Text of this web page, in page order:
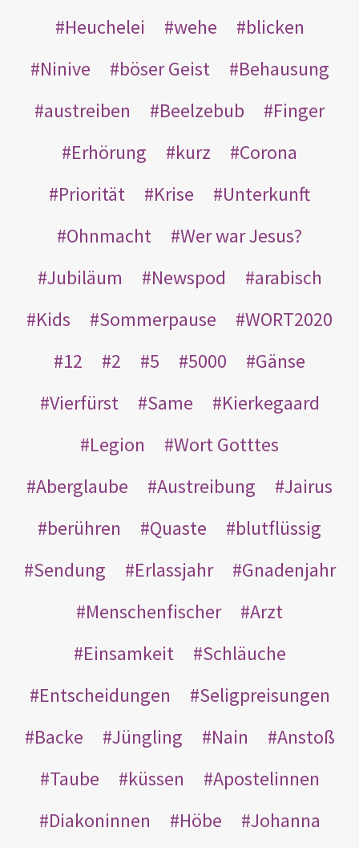
Heuchelei wehe
blicken
Ninive
böser Geist
Behausung
austreiben
Beelzebub
Finger
Erhörung
kurz
Corona
Priorität
Krise
Unterkunft
Ohnmacht
Wer war Jesus?
Jubiläum
Newspod
arabisch
Kids
Sommerpause
WORT2020
12
2 5 5000
Gänse
Vierfürst
Same
Kierkegaard
Legion
Wort Gotttes
Aberglaube
Austreibung
Jairus
berühren
Quaste
blutflüssig
Sendung
Erlassjahr
Gnadenjahr
Menschenfischer
Arzt
Einsamkeit
Schläuche
Entscheidungen
Seligpreisungen
Backe
Jüngling Nain
Anstoß
Taube
küssen
Apostelinnen
Diakoninnen
Höbe
Johanna